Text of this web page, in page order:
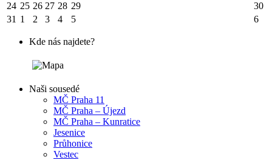
24 25 26 27 28 29
30
31 1 2 3 4 5 6
Kde nás najdete?
Naši sousedé
MČ Praha 11
MČ Praha – Újezd
MČ Praha – Kunratice
Jesenice
Průhonice
Vestec